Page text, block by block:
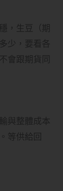
，生豆（期
少，要看各
會跟期貨同
與整體成本
等供給回